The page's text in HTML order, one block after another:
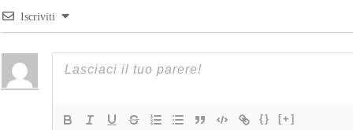
Iscriviti
{} [+]